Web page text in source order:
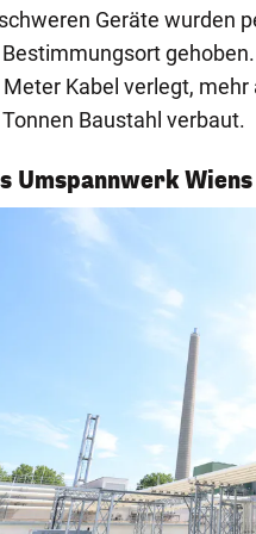
Geräte wurden
Kabel verlegt,
Baustahl verbaut.
Umspannwerk Wiens